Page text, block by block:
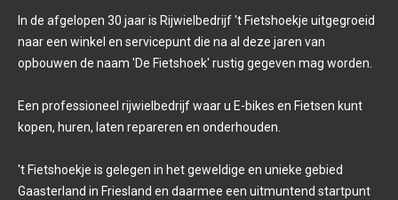
In de afgelopen 30 jaar is Rijwielbedrijf 't Fietshoekje uitgegroeid
naar een winkel en servicepunt die na al deze jaren van
opbouwen de naam 'De Fietshoek' rustig gegeven mag worden.
Een professioneel rijwielbedrijf waar u E-bikes en Fietsen kunt
kopen, huren, laten repareren en onderhouden.
't Fietshoekje is gelegen in het geweldige en unieke gebied
Gaasterland in Friesland en daarmee een uitmuntend startpunt